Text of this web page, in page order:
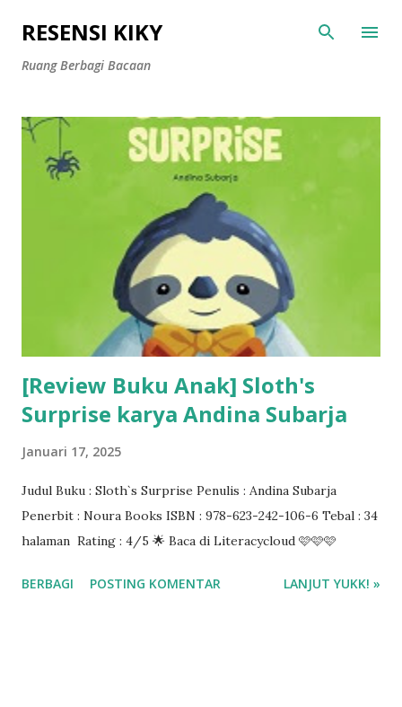
Langsung ke konten utama
RESENSI KIKY
Ruang Berbagi Bacaan
[Review Buku Anak] Sloth's
Surprise karya Andina Subarja
Januari 17, 2025
Judul Buku : Sloth`s Surprise Penulis : Andina Subarja
Penerbit : Noura Books ISBN : 978-623-242-106-6 Tebal : 34
halaman Rating : 4/5 🌟 Baca di Literacycloud 🩷🩷🩷
BERBAGI POSTING KOMENTAR LANJUT YUKK! »